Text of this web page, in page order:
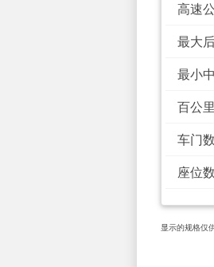
高速
最大
最小
百公
车门
座位
显示的规格仅